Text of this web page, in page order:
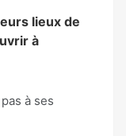
lieux de
à
à ses